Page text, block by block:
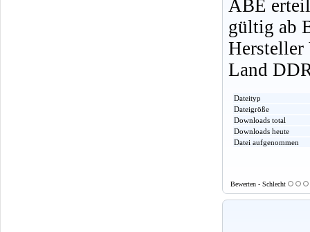
ABE
gültig ab
Land
Dateityp
Dateigröße
Downloads total
Downloads heute
Datei aufgenommen
Bewerten - Schlecht